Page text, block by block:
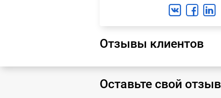
Отзывы клиентов
Оставьте свой отзыв